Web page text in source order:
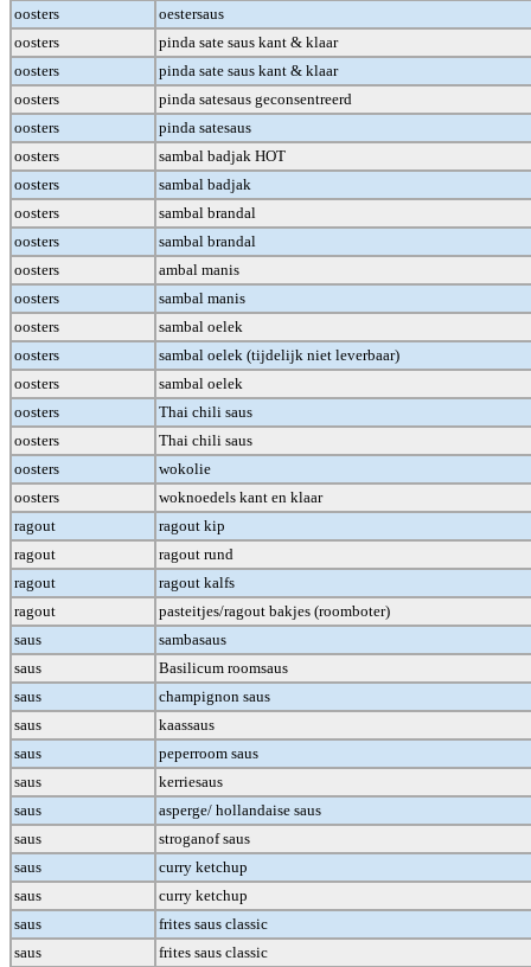
oosters
oestersaus
oosters
pinda sate saus kant & klaar
oosters
pinda sate saus kant & klaar
oosters
pinda satesaus geconsentreerd
oosters
pinda satesaus
oosters
sambal badjak HOT
oosters
sambal badjak
oosters
sambal brandal
oosters
sambal brandal
oosters
ambal manis
oosters
sambal manis
oosters
sambal oelek
oosters
sambal oelek (tijdelijk niet leverbaar)
oosters
sambal oelek
oosters
Thai chili saus
oosters
Thai chili saus
oosters
wokolie
oosters
woknoedels kant en klaar
ragout
ragout kip
ragout
ragout rund
ragout
ragout kalfs
ragout
pasteitjes/ragout bakjes (roomboter)
saus
sambasaus
saus
Basilicum roomsaus
saus
champignon saus
saus
kaassaus
saus
peperroom saus
saus
kerriesaus
saus
asperge/ hollandaise saus
saus
stroganof saus
saus
curry ketchup
saus
curry ketchup
saus
frites saus classic
saus
frites saus classic